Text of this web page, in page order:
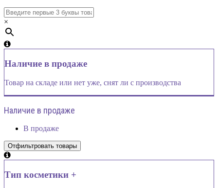
×
Наличие в продаже
Товар на складе или нет уже, снят ли с производства
Наличие в продаже
В продаже
Тип косметики +